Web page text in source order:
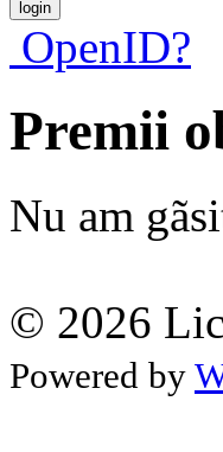
OpenID?
Premii
Nu am
© 2026
Powered by